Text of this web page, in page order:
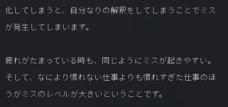
化してしまうと、自分なりの解釈をしてしまうことでミス
が発生してしまいます。
疲れがたまっている時も、同じようにミスが起きやすい。
そして、なにより慣れない仕事よりも慣れすぎた仕事のほ
うがミスのレベルが大きいということです。